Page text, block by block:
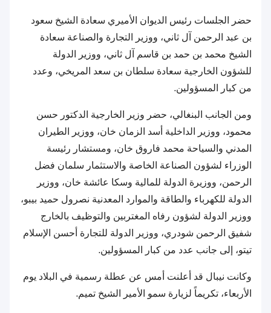
حضر الجلسات رئيس الديوان الأميري سعادة الشيخ سعود
بن عبد الرحمن آل ثاني، ووزير التجارة والصناعة سعادة
الشيخ محمد بن حمد بن قاسم آل ثاني، ووزير الدولة
للشؤون الخارجية سعادة سلطان بن سعد المريخي، وعدد
من كبار المسؤولين.
ومن الجانب البنغالي، حضر وزير الخارجية الدكتور حسن
محمود، ووزير الداخلية أسد الزمان خان، ووزير الطيران
المدني والسياحة محمد فاروق خان، ومستشار رئيسة
الوزراء لشؤون الصناعة الخاصة والاستثمار سلمان فضل
الرحمن، ووزيرة الدولة للمالية وسكا عائشة خان، ووزير
الدولة للكهرباء والطاقة والموارد المعدنية نصرول حميد بيبو،
ووزير الدولة لشؤون رفاه المغتربين والتوظيف بالخارج
شفيق الرحمن شودري، ووزير الدولة للتجارة أحسن الإسلام
تيتو، إلى جانب عدد من كبار المسؤولين.
وكانت نيبال قد أعلنت أمس عن عطلة رسمية في البلاد يوم
الأربعاء، تكريماً لزيارة سمو الأمير الشيخ تميم.